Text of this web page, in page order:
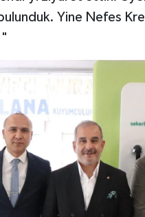
Yine Nefes